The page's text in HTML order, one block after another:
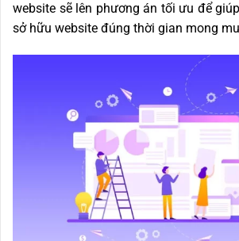
website sẽ lên phương án tối ưu để
sở hữu website đúng thời gian mong